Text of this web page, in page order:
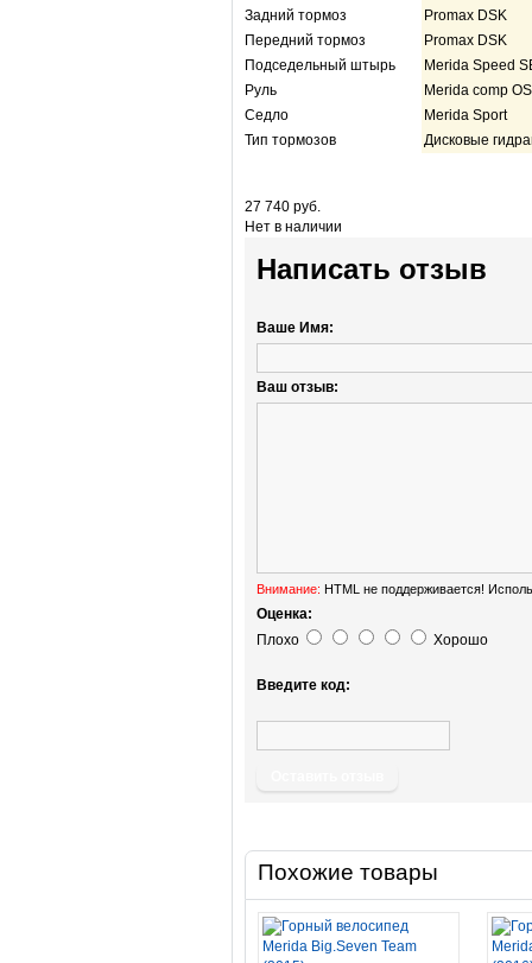
Задний тормоз
Promax DSK
Передний тормоз
Promax DSK
Подседельный штырь
Merida Speed
Руль
Merida comp
Седло
Merida Sport
Тип тормозов
Дисковые
27 740 руб.
Нет в наличии
Написать отзыв
Ваше Имя:
Ваш отзыв:
Внимание: HTML не поддерживается!
Оценка:
Плохо
Хорошо
Введите код:
Похожие товары